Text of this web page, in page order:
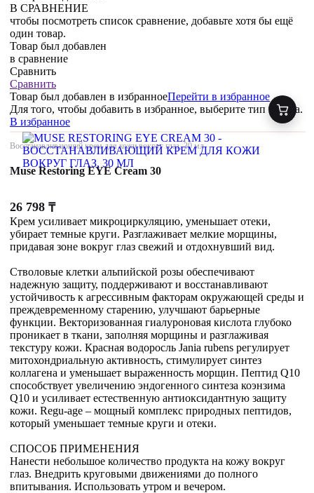
В СРАВНЕНИЕ
чтобы посмотреть список сравнение, добавьте хотя бы ещё
один товар.
Товар был добавлен
в сравнение
Сравнить
Сравнить
Товар был добавлен в избранноеПерейти в избранное
Для того, чтобы добавить в избранное, выберите тип товара.
В избранное
Восстанавливающий крем для кожи вокруг глаз, 30 мл
Muse Restoring EYE Cream 30
26 798 ₸
Крем усиливает микроциркуляцию, уменьшает отеки,
убирает темные круги. Разглаживает мелкие морщины,
придавая зоне вокруг глаз свежий и отдохнувший вид.
Стволовые клетки альпийской розы обеспечивают
надежную защиту, поддерживают и восстанавливают
устойчивость к агрессивным факторам окружающей среды и
преждевременному старению, улучшают барьерные
функции. Векторизованная гиалуроновая кислота глубоко
проникает в ткани, заполняя морщины и разглаживая
текстуру кожи. Красная водоросль Jania rubens регулирует
митохондриальную активность, стимулирует синтез
коллагена и уменьшает выраженность морщин. Пептид Q10
способствует увеличению эндогенного синтеза коэнзима
Q10 и усиливает естественную антиоксидантную защиту
кожи. Regu-age – мощный комплекс природных пептидов,
который уменьшает темные круги и отеки.
СПОСОБ ПРИМЕНЕНИЯ
Нанести небольшое количество продукта на кожу вокруг
глаз. Внедрить круговыми движениями до полного
впитывания. Использовать утром и вечером.